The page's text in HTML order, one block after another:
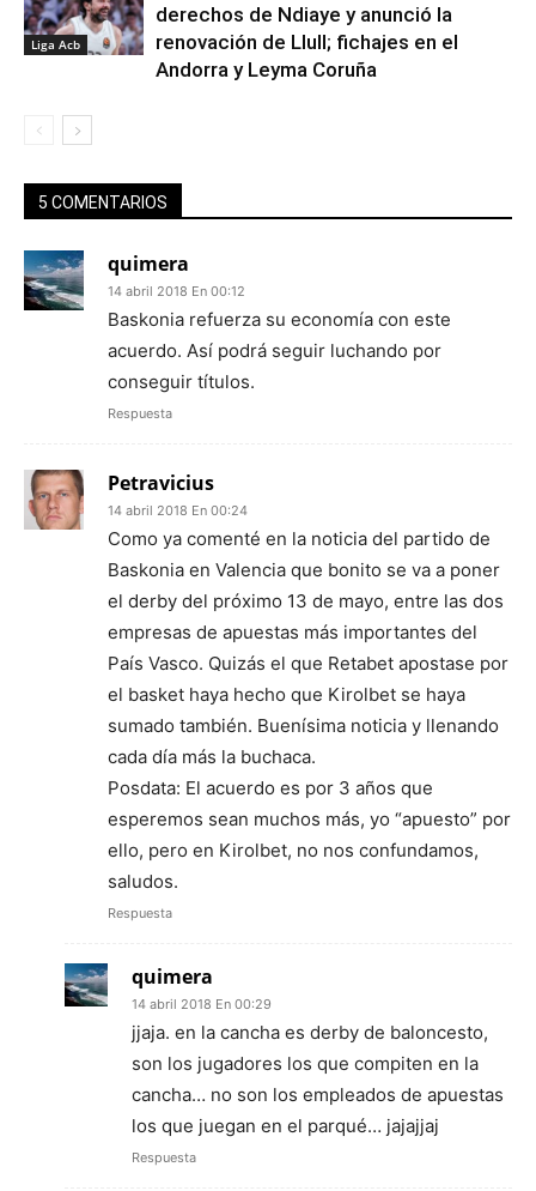
Liga Acb
derechos de Ndiaye y anunció la
renovación de Llull; fichajes en el
Andorra y Leyma Coruña
5 COMENTARIOS
quimera
14 abril 2018 En 00:12
Baskonia refuerza su economía con este
acuerdo. Así podrá seguir luchando por
conseguir títulos.
Respuesta
Petravicius
14 abril 2018 En 00:24
Como ya comenté en la noticia del partido de
Baskonia en Valencia que bonito se va a poner
el derby del próximo 13 de mayo, entre las dos
empresas de apuestas más importantes del
País Vasco. Quizás el que Retabet apostase por
el basket haya hecho que Kirolbet se haya
sumado también. Buenísima noticia y llenando
cada día más la buchaca.
Posdata: El acuerdo es por 3 años que
esperemos sean muchos más, yo “apuesto” por
ello, pero en Kirolbet, no nos confundamos,
saludos.
Respuesta
quimera
14 abril 2018 En 00:29
jjaja. en la cancha es derby de baloncesto,
son los jugadores los que compiten en la
cancha… no son los empleados de apuestas
los que juegan en el parqué… jajajjaj
Respuesta